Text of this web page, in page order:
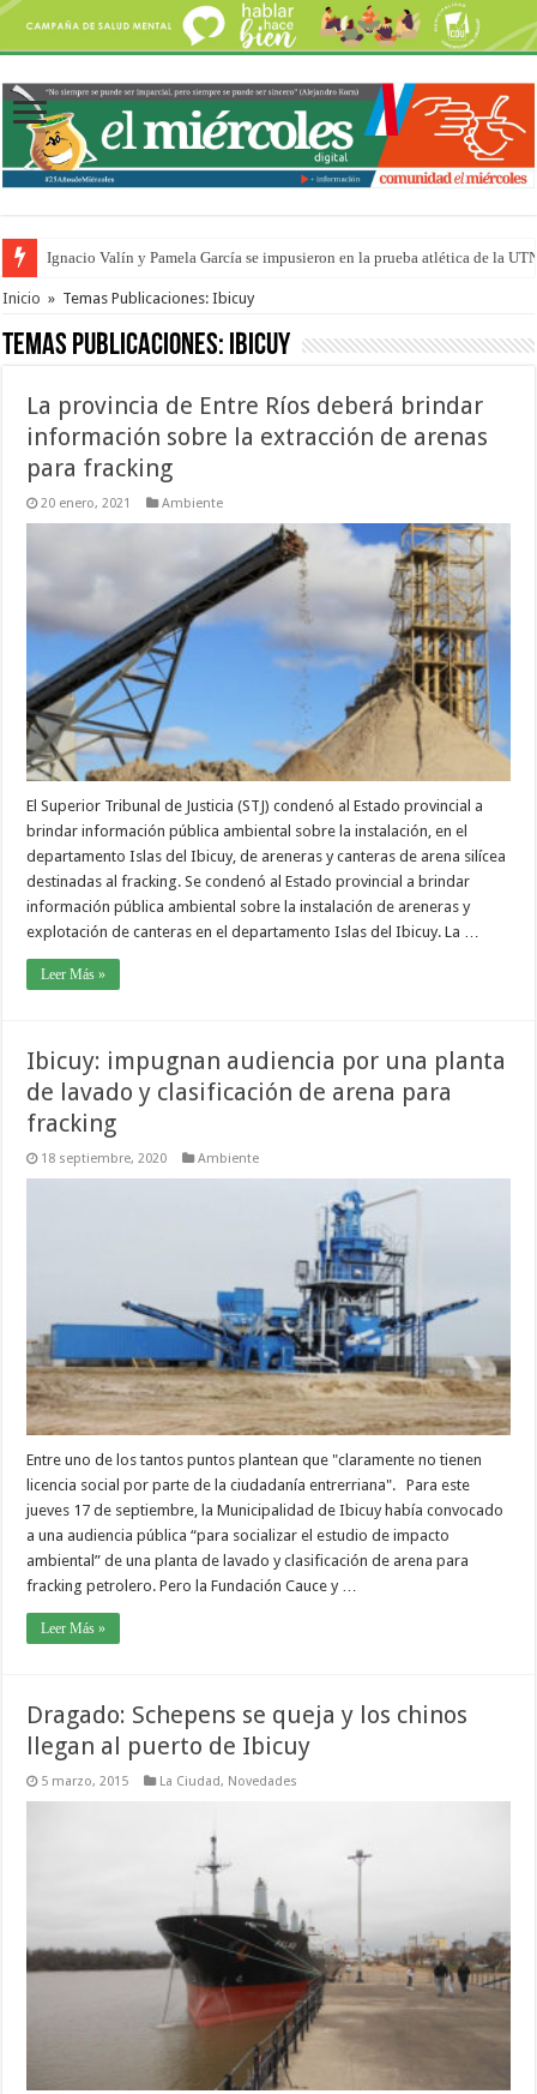
Ignacio Valín y Pamela García se impusieron en la prueba atlética de la
Traigo el litoral en mi canción: 100 años de Aníbal Sampayo
Inicio » Temas Publicaciones: Ibicuy
Temas Publicaciones: Ibicuy
La provincia de Entre Ríos deberá brindar
información sobre la extracción de arenas
para fracking
20 enero, 2021 Ambiente
El Superior Tribunal de Justicia (STJ) condenó al Estado provincial a
brindar información pública ambiental sobre la instalación, en el
departamento Islas del Ibicuy, de areneras y canteras de arena silícea
destinadas al fracking. Se condenó al Estado provincial a brindar
información pública ambiental sobre la instalación de areneras y
explotación de canteras en el departamento Islas del Ibicuy. La …
Leer Más »
Ibicuy: impugnan audiencia por una planta
de lavado y clasificación de arena para
fracking
18 septiembre, 2020 Ambiente
Entre uno de los tantos puntos plantean que "claramente no tienen
licencia social por parte de la ciudadanía entrerriana". Para este
jueves 17 de septiembre, la Municipalidad de Ibicuy había convocado
a una audiencia pública “para socializar el estudio de impacto
ambiental” de una planta de lavado y clasificación de arena para
fracking petrolero. Pero la Fundación Cauce y …
Leer Más »
Dragado: Schepens se queja y los chinos
llegan al puerto de Ibicuy
5 marzo, 2015 La Ciudad, Novedades